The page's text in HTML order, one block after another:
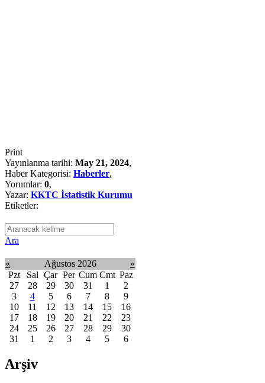
Print
Yayınlanma tarihi: May 21, 2024,
Haber Kategorisi: Haberler,
Yorumlar: 0,
Yazar: KKTC İstatistik Kurumu
Etiketler:
Ara
« Ağustos 2026
»
Pzt
Sal Çar Per Cum Cmt Paz
27
28 29 30 31 1
2
3
4 5 6 7 8
9
10
11 12 13 14 15
16
17
18 19 20 21 22
23
24
25 26 27 28 29
30
31
1 2 3 4 5 6
Arşiv